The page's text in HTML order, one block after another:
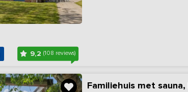
9,2 (108 reviews)
Familiehuis met